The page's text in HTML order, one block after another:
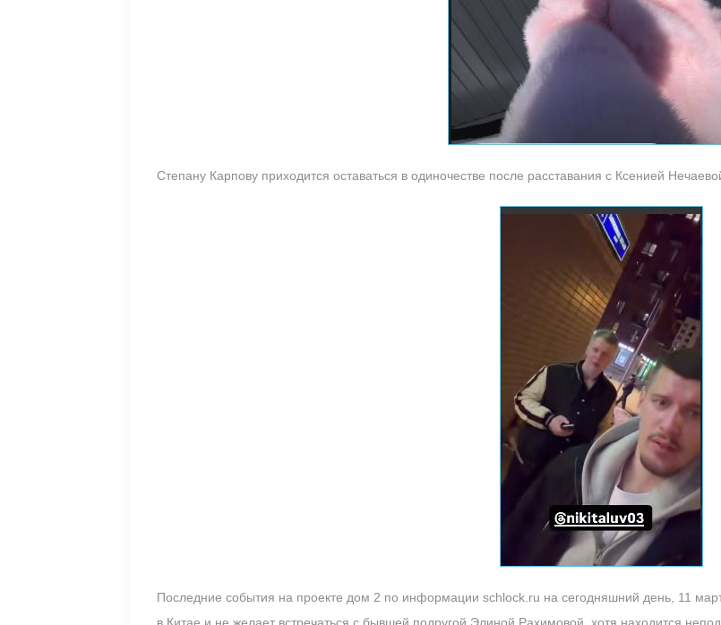
Степану Карпову приходится оставаться в одиночестве после расставания с Ксенией
Последние события на проекте дом 2 по информации schlock.ru на сегодняшний день, 11
в Китае и не желает встречаться с бывшей подругой Элиной Рахимовой, хотя находится